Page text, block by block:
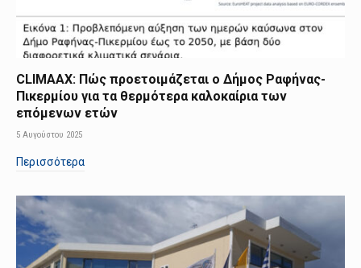
CLIMAAX: Πώς προετοιμάζεται ο Δήμος Ραφήνας-
Πικερμίου για τα θερμότερα καλοκαίρια των
επόμενων ετών
5 Αυγούστου 2025
Περισσότερα